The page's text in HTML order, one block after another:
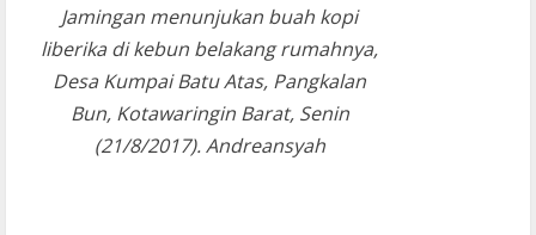
Jamingan menunjukan buah kopi
liberika di kebun belakang rumahnya,
Desa Kumpai Batu Atas, Pangkalan
Bun, Kotawaringin Barat, Senin
(21/8/2017). Andreansyah